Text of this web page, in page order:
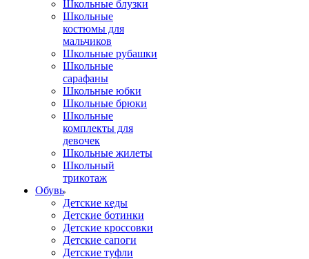
Школьные блузки
Школьные
костюмы для
мальчиков
Школьные рубашки
Школьные
сарафаны
Школьные юбки
Школьные брюки
Школьные
комплекты для
девочек
Школьные жилеты
Школьный
трикотаж
Обувь
Детские кеды
Детские ботинки
Детские кроссовки
Детские сапоги
Детские туфли